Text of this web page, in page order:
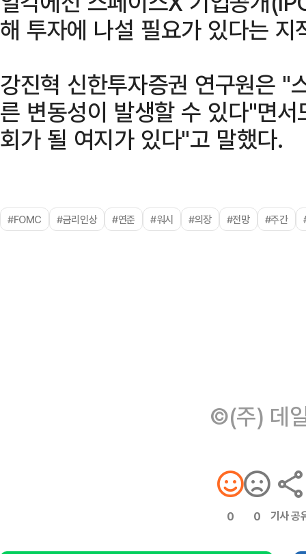
해 투자에 나설 필요가 있다는 지
강진혁 신한투자증권 연구원은 "
른 변동성이 발생할 수 있다"면
회가 될 여지가 있다"고 말했다.
#FOMC #금리인상 #연준 #워시 #의장 #전망 #주간
©(주) 데
0 0 기사 공